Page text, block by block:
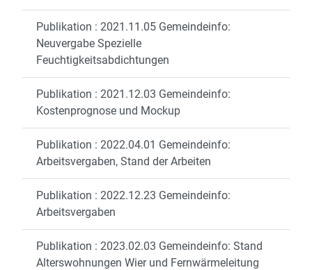
Publikation : 2021.11.05 Gemeindeinfo:
Neuvergabe Spezielle
Feuchtigkeitsabdichtungen
Publikation : 2021.12.03 Gemeindeinfo:
Kostenprognose und Mockup
Publikation : 2022.04.01 Gemeindeinfo:
Arbeitsvergaben, Stand der Arbeiten
Publikation : 2022.12.23 Gemeindeinfo:
Arbeitsvergaben
Publikation : 2023.02.03 Gemeindeinfo: Stand
Alterswohnungen Wier und Fernwärmeleitung